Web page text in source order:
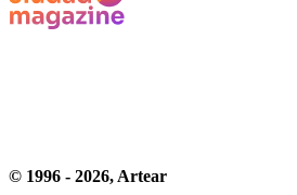
© 1996 - 2026, Artear